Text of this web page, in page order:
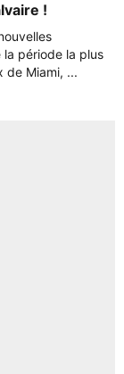
!
la période la plus
de Miami, ...